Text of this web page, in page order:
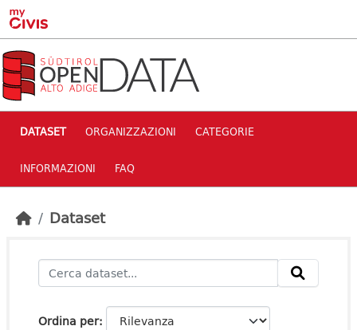
Skip to main content
DATASET ORGANIZZAZIONI CATEGORIE
INFORMAZIONI FAQ
Dataset
Ordina per